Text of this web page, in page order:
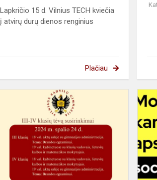
Lapkričio 15 d. Vilnius TECH kviečia
į atvirų durų dienos renginius
Plačiau
III-
klasių
mokinių
tėvų